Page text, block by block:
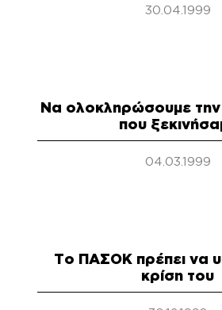
30.04.1999
Να ολοκληρώσουμε
που
04.03.1999
Το ΠΑΣΟΚ πρέπει να
κρίση του